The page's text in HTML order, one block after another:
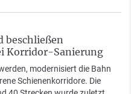
beschließen
Korridor-Sanierung
modernisiert die Bahn
Schienenkorridore. Die